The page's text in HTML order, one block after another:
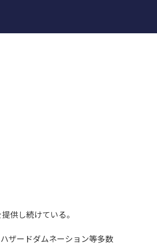
供し続けている。
ザードダムネーション等多数